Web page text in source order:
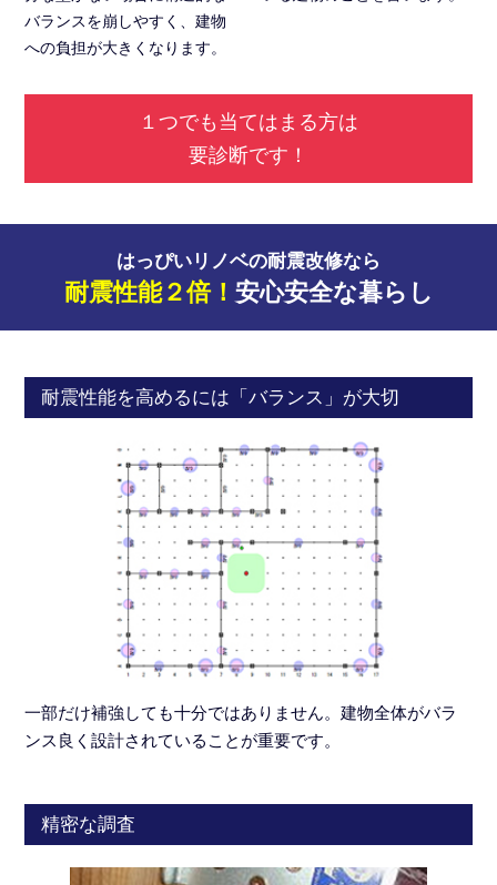
バランスを崩しやすく、建物
への負担が大きくなります。
１つでも当てはまる方は
要診断です！
はっぴいリノベの耐震改修なら
耐震性能２倍！ 安心安全な暮らし
耐震性能を高めるには「バランス」が大切
一部だけ補強しても十分ではありません。建物全体がバラ
ンス良く設計されていることが重要です。
精密な調査